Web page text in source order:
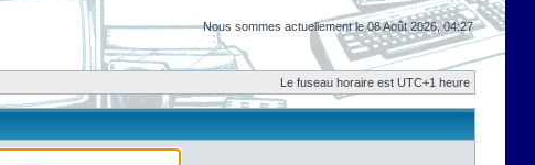
Nous sommes actuellement le 08 Août 2026, 04:27
Le fuseau horaire est UTC+1 heure